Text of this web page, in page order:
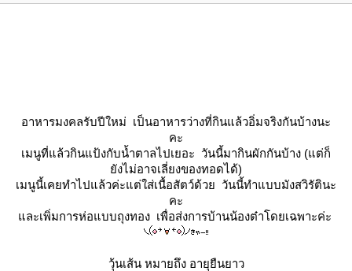
อาหารมงคลรับปีใหม่ เป็นอาหารว่างที่กินแล้วอิ่มจริงกันบ้างนะ
คะ
เมนูที่แล้วกินแป้งกับน้ำตาลไปเยอะ วันนี้มากินผักกันบ้าง (แต่ก็
ังไม่อาจเลี่ยงของทอดได้)
เมนูนี้เคยทำไปแล้วค่ะแต่ใส่เนื้อสัตว์ด้วย วันนี้ทำแบบมังสวิรัตินะ
คะ
ละเพิ่มการห่อแบบถุงทอง เพื่อส่งการบ้านน้องต๋าโดยเฉพาะค่ะ
วุ้นเส้น หมายถึง อายุยืนยาว